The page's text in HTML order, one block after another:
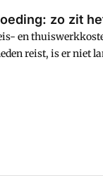
zo zit
en
reist, is er niet